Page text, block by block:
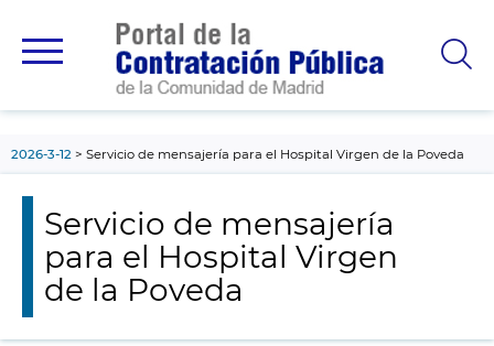
principal
2026-3-12 Servicio de mensajería para el Hospital Virgen de la Poveda
Servicio de mensajería
para el Hospital Virgen
de la Poveda